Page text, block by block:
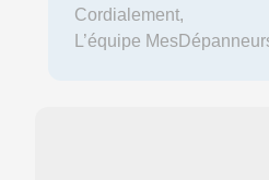
Cordialement,
L’équipe